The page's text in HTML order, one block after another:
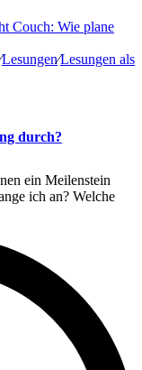
∕Lesungen∕Lesungen als
durch?
ein Meilenstein
ich an? Welche